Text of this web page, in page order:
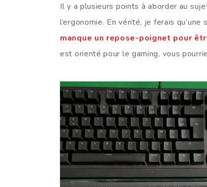
Il y a plusieurs points à aborder au
l’ergonomie. En vérité, je ferais
manque un repose-poignet pour
est orienté pour le gaming, vous